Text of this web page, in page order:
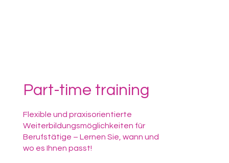
Part-time training
Flexible und praxisorientierte
Weiterbildungsmöglichkeiten für
Berufstätige – Lernen Sie, wann und
wo es Ihnen passt!